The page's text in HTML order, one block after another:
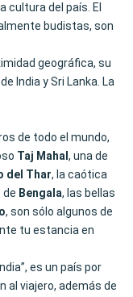
cultura del país. El
budistas, son
geográfica, su
India y Sri Lanka. La
de todo el mundo,
Taj Mahal , una de
del Thar, la caótica
de Bengala, las bellas
, son sólo algunos de
tu estancia en
es un país por
al viajero, además de